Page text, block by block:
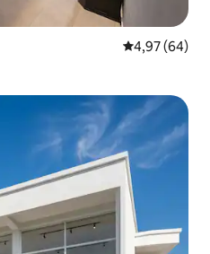
Gemiddelde
4,97 (64)